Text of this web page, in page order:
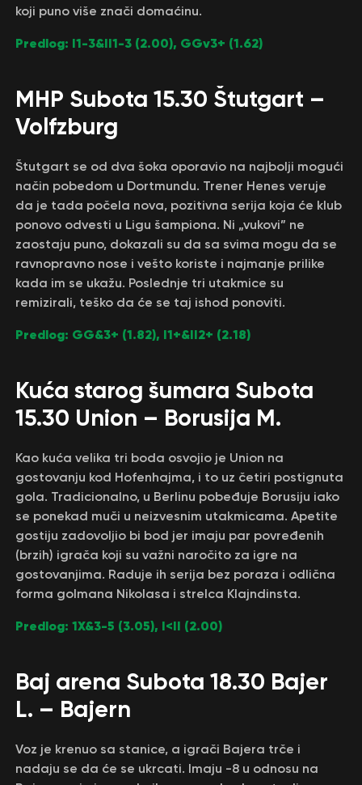
koji puno više znači domaćinu.
Predlog: I1-3&II1-3 (2.00), GGv3+ (1.62)
MHP Subota 15.30 Štutgart –
Volfzburg
Štutgart se od dva šoka oporavio na najbolji mogući
način pobedom u Dortmundu. Trener Henes veruje
da je tada počela nova, pozitivna serija koja će klub
ponovo odvesti u Ligu šampiona. Ni „vukovi” ne
zaostaju puno, dokazali su da sa svima mogu da se
ravnopravno nose i vešto koriste i najmanje prilike
kada im se ukažu. Poslednje tri utakmice su
remizirali, teško da će se taj ishod ponoviti.
Predlog: GG&3+ (1.82), I1+&II2+ (2.18)
Kuća starog šumara Subota
15.30 Union – Borusija M.
Kao kuća velika tri boda osvojio je Union na
gostovanju kod Hofenhajma, i to uz četiri postignuta
gola. Tradicionalno, u Berlinu pobeđuje Borusiju iako
se ponekad muči u neizvesnim utakmicama. Apetite
gostiju zadovoljio bi bod jer imaju par povređenih
(brzih) igrača koji su važni naročito za igre na
gostovanjima. Raduje ih serija bez poraza i odlična
forma golmana Nikolasa i strelca Klajndinsta.
Predlog: 1X&3-5 (3.05), I<II (2.00)
Baj arena Subota 18.30 Bajer
L. – Bajern
Voz je krenuo sa stanice, a igrači Bajera trče i
nadaju se da će se ukrcati. Imaju -8 u odnosu na